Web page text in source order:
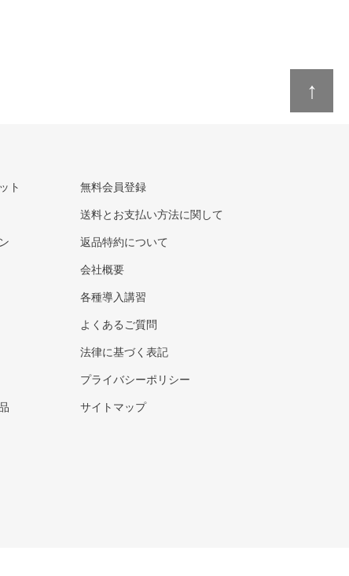
↑
ト 無料会員登録
送料とお支払い方法に関して
返品特約について
会社概要
各種導入講習
よくあるご質問
法律に基づく表記
プライバシーポリシー
サイトマップ